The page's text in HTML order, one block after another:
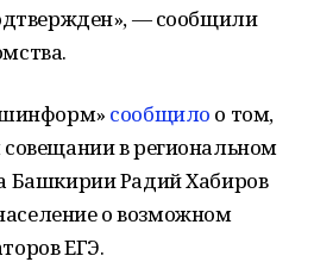
— сообщили
сообщило о том,
в региональном
Башкирии Радий Хабиров
о возможном
ЕГЭ.